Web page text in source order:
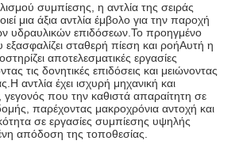
συμπίεσης, η αντλία της σειράς
μια άξια αντλία έμβολο για την παροχή
υδραυλικών επιδόσεων.Το προηγμένο
σταθερή πίεση και ροήΑυτή η
αποτελεσματικές εργασίες
τις δονητικές επιδόσεις και μειώνοντας
αντλία έχει ισχυρή μηχανική και
γεγονός που την καθιστά απαραίτητη σε
παρέχοντας μακροχρόνια αντοχή και
σε εργασίες συμπίεσης υψηλής
απόδοση της τοποθεσίας.